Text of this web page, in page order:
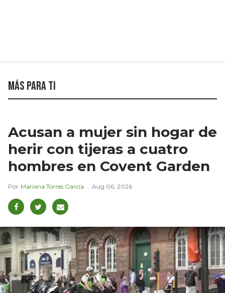
Más para ti
Acusan a mujer sin hogar de
herir con tijeras a cuatro
hombres en Covent Garden
Mariana Torres García Aug 06, 2026